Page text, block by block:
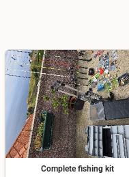
Complete fishing kit